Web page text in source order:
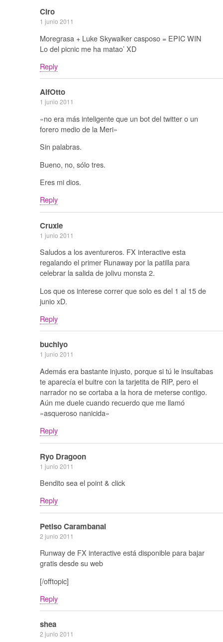
Ciro
1 junio 2011
Moregrasa + Luke Skywalker casposo = EPIC WIN
Lo del picnic me ha matao’ XD
Reply
AlfOtto
1 junio 2011
«no era más inteligente que un bot del twitter o un
forero medio de la Meri»
Sin palabras.
Bueno, no, sólo tres.
Eres mi dios.
Reply
Cruxie
1 junio 2011
Saludos a los aventureros. FX interactive esta
regalando el primer Runaway por la patilla para
celebrar la salida de jolivu monsta 2.
Los que os interese correr que solo es del 1 al 15 de
junio xD.
Reply
buchiyo
1 junio 2011
Además era bastante injusto, porque si tú le insultabas
te aparecía el buitre con la tarjetita de RIP, pero el
narrador no se cortaba a la hora de meterse contigo.
Aún me duele cuando recuerdo que me llamó
«asqueroso nanicida»
Reply
Ryo Dragoon
1 junio 2011
Bendito sea el point & click
Reply
Petiso Carambanal
2 junio 2011
Runway de FX interactive está disponible para bajar
gratis desde su web
[/offtopic]
Reply
shea
2 junio 2011